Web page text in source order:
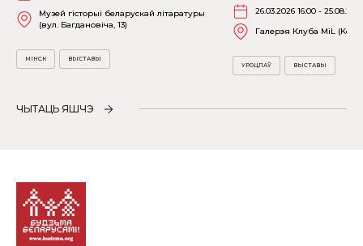
Музей гісторыі беларускай літаратуры
(вул. Багдановіча, 13)
МІНСК ВЫСТАВЫ
26.03.2026 16:00 -
Галерэя Клуба MiL
УРОЦЛАЎ ВЫСТАВЫ
ЧЫТАЦЬ ЯШЧЭ